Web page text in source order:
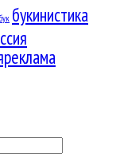
букинистика